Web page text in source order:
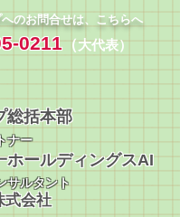
のお問合せは、こちらへ
0211（大代表）
総括本部
ナー
ホールディングスAI
サルタント
式会社